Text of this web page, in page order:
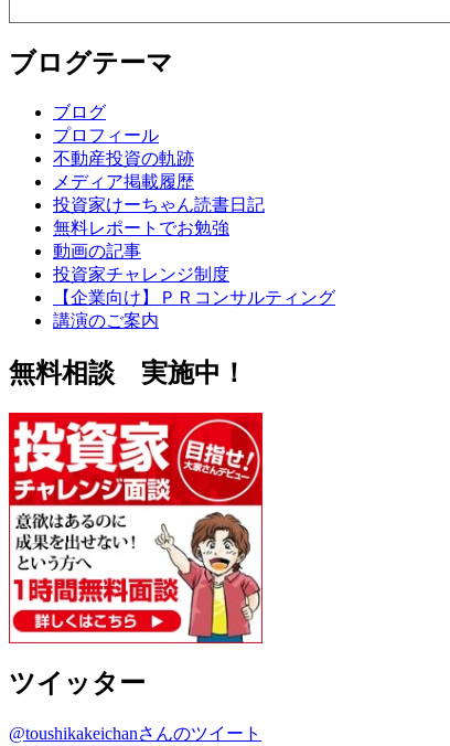
ブログテーマ
ブログ
プロフィール
不動産投資の軌跡
メディア掲載履歴
投資家けーちゃん読書日記
無料レポートでお勉強
動画の記事
投資家チャレンジ制度
【企業向け】ＰＲコンサルティング
講演のご案内
無料相談 実施中！
ツイッター
@toushikakeichanさんのツイート